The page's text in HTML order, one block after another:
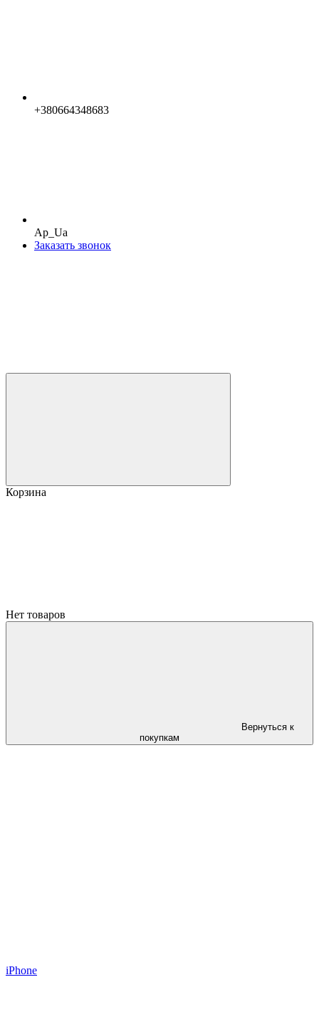
+380664348683
Ap_Ua
Заказать звонок
Корзина
Нет товаров
Вернуться к
покупкам
iPhone